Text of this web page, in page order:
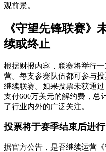
观前景。
《守望先锋联赛》
续或终止
根据财报内容，联赛将举行
营。每支参赛队伍都可参与
继续联赛。如果投票未获通
支付600万美元的解约费，总
了行业内外的广泛关注。
投票将于赛季结束后进行
据官方公告，是否继续运营